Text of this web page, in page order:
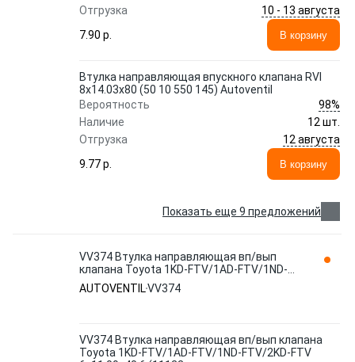
Отгрузка
10 - 13 августа
7.90 p.
В корзину
Втулка направляющая впускного клапана RVI
8x14.03x80 (50 10 550 145) Autoventil
Вероятность
98%
Наличие
12 шт.
Отгрузка
12 августа
9.77 p.
В корзину
Показать еще 9 предложений
VV374 Втулка направляющая вп/вып
клапана Toyota 1KD-FTV/1AD-FTV/1ND-
FTV/2KD-FTV 6x11.09x40.6 (11122-
AUTOVENTIL
AUTOVENTILVV374
VV374 Втулка направляющая вп/вып клапана
Toyota 1KD-FTV/1AD-FTV/1ND-FTV/2KD-FTV